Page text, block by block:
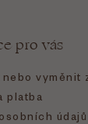
pro vás
vyměnit
platba
údajů